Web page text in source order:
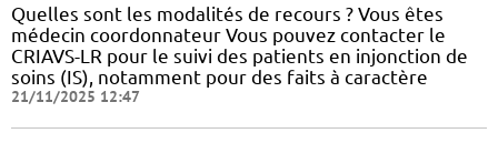
Quelles sont les modalités de recours ? Vous êtes
médecin coordonnateur Vous pouvez contacter le
CRIAVS-LR pour le suivi des patients en injonction de
soins (IS), notamment pour des faits à caractère
21/11/2025 12:47